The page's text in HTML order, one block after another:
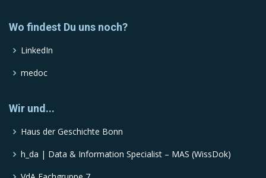
Wo findest Du uns noch?
LinkedIn
medoc
Wir und...
Haus der Geschichte Bonn
h_da | Data & Information Specialist – MAS (WissDok)